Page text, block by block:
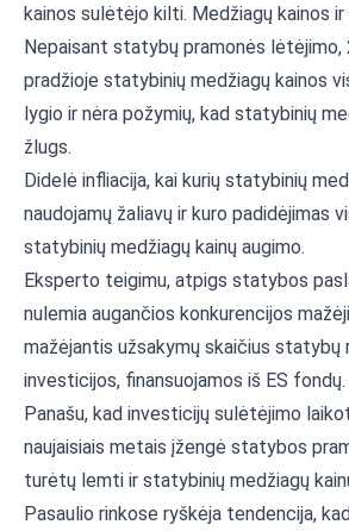
kainos sulėtėjo kilti. Medžiagų kainos ir
Nepaisant statybų pramonės lėtėjimo,
pradžioje statybinių medžiagų kainos
lygio ir nėra požymių, kad statybinių
žlugs.
Didelė infliacija, kai kurių statybinių
naudojamų žaliavų ir kuro padidėjimas
statybinių medžiagų kainų augimo.
Eksperto teigimu, atpigs statybos
nulemia augančios konkurencijos
mažėjantis užsakymų skaičius statybų
investicijos, finansuojamos iš ES fondų.
Panašu, kad investicijų sulėtėjimo
naujaisiais metais įžengė statybos
turėtų lemti ir statybinių medžiagų
Pasaulio rinkose ryškėja tendencija,